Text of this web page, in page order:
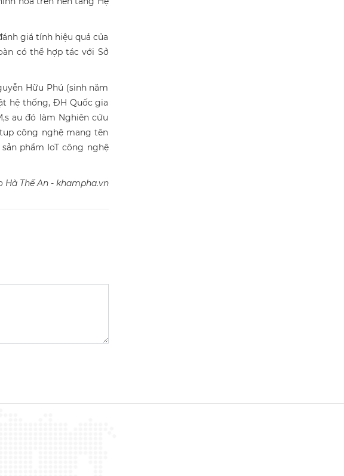
giá tính hiệu quả của
có thể hợp tác với Sở
Hữu Phú (sinh năm
hệ thống, ĐH Quốc gia
au đó làm Nghiên cứu
công nghệ mang tên
phẩm IoT công nghệ
Hà Thế An - khampha.vn